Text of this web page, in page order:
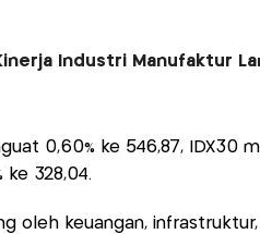
Industri Manufaktur
0,60% ke 546,87, IDX30
ke 328,04.
oleh keuangan, infrastruktur,